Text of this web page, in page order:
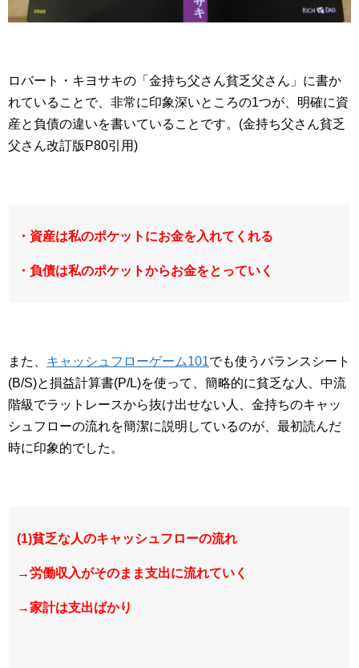
ロバート・キヨサキの「金持ち父さん貧乏父さん」に書か
れていることで、非常に印象深いところの1つが、明確に資
産と負債の違いを書いていることです。(金持ち父さん貧乏
父さん改訂版P80引用)
・資産は私のポケットにお金を入れてくれる
・負債は私のポケットからお金をとっていく
また、 キャッシュフローゲーム101でも使うバランスシート
(B/S)と損益計算書(P/L)を使って、簡略的に貧乏な人、中流
階級でラットレースから抜け出せない人、金持ちのキャッ
シュフローの流れを簡潔に説明しているのが、最初読んだ
時に印象的でした。
(1)貧乏な人のキャッシュフローの流れ
→労働収入がそのまま支出に流れていく
→家計は支出ばかり